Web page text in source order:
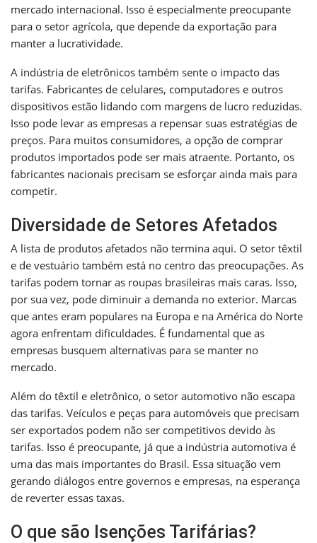
mercado internacional. Isso é especialmente preocupante
para o setor agrícola, que depende da exportação para
manter a lucratividade.
A indústria de eletrônicos também sente o impacto das
tarifas. Fabricantes de celulares, computadores e outros
dispositivos estão lidando com margens de lucro reduzidas.
Isso pode levar as empresas a repensar suas estratégias de
preços. Para muitos consumidores, a opção de comprar
produtos importados pode ser mais atraente. Portanto, os
fabricantes nacionais precisam se esforçar ainda mais para
competir.
Diversidade de Setores Afetados
A lista de produtos afetados não termina aqui. O setor têxtil
e de vestuário também está no centro das preocupações. As
tarifas podem tornar as roupas brasileiras mais caras. Isso,
por sua vez, pode diminuir a demanda no exterior. Marcas
que antes eram populares na Europa e na América do Norte
agora enfrentam dificuldades. É fundamental que as
empresas busquem alternativas para se manter no
mercado.
Além do têxtil e eletrônico, o setor automotivo não escapa
das tarifas. Veículos e peças para automóveis que precisam
ser exportados podem não ser competitivos devido às
tarifas. Isso é preocupante, já que a indústria automotiva é
uma das mais importantes do Brasil. Essa situação vem
gerando diálogos entre governos e empresas, na esperança
de reverter essas taxas.
O que são Isenções Tarifárias?